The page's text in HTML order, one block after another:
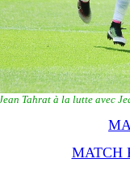
Tahrat à la lutte avec
MATCH